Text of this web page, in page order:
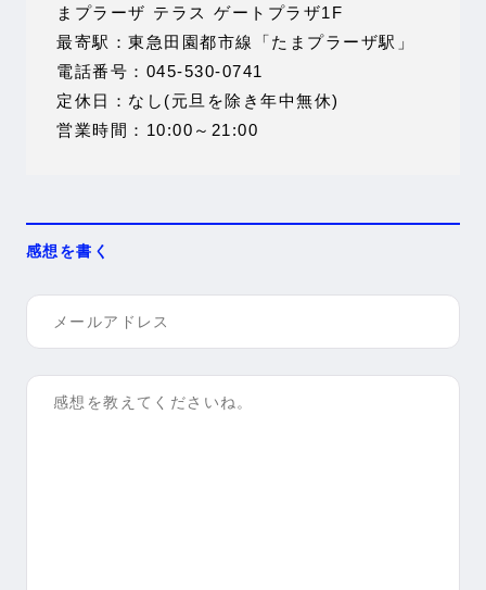
まプラーザ テラス ゲートプラザ1F
最寄駅：東急田園都市線「たまプラーザ駅」
電話番号：045-530-0741
定休日：なし(元旦を除き年中無休)
営業時間：10:00～21:00
感想を書く